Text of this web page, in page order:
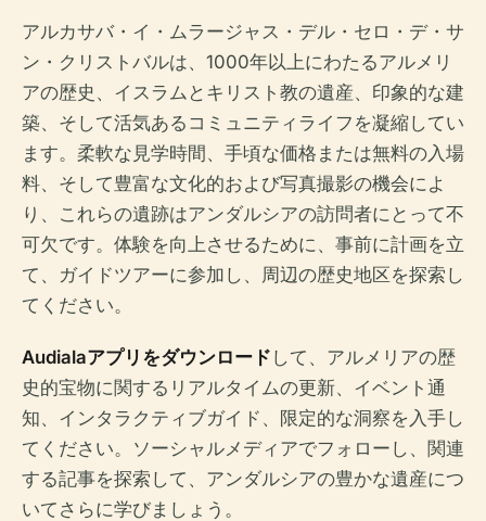
アルカサバ・イ・ムラージャス・デル・セロ・デ・サ
ン・クリストバルは、1000年以上にわたるアルメリ
アの歴史、イスラムとキリスト教の遺産、印象的な建
築、そして活気あるコミュニティライフを凝縮してい
ます。柔軟な見学時間、手頃な価格または無料の入場
料、そして豊富な文化的および写真撮影の機会によ
り、これらの遺跡はアンダルシアの訪問者にとって不
可欠です。体験を向上させるために、事前に計画を立
て、ガイドツアーに参加し、周辺の歴史地区を探索し
てください。
Audialaアプリをダウンロード して、アルメリアの歴
史的宝物に関するリアルタイムの更新、イベント通
知、インタラクティブガイド、限定的な洞察を入手し
てください。ソーシャルメディアでフォローし、関連
する記事を探索して、アンダルシアの豊かな遺産につ
いてさらに学びましょう。